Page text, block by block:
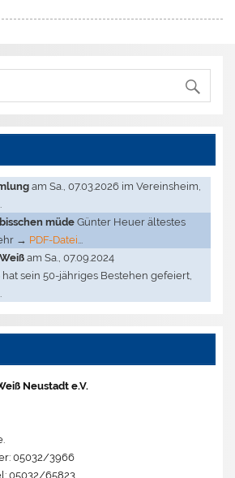
am Sa., 07.03.2026 im Vereinsheim,
müdeGünter Heuer ältestes
→ PDF-Datei
am Sa., 07.09.2024
hat sein 50-jähriges Bestehen gefeiert,
Neustadt e.V.
05032/3966
05032/65823